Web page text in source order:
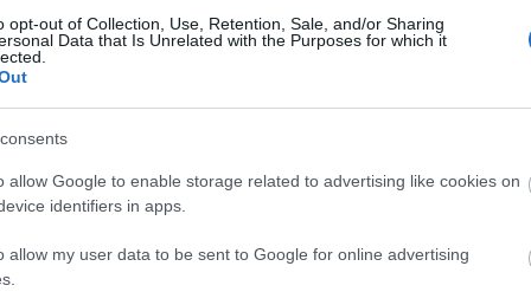
opt-out of Collection, Use, Retention, Sale, and/or Sharing
Data that Is Unrelated with the Purposes for which it
allow Google to enable storage related to advertising like cookies on
identifiers in apps.
allow my user data to be sent to Google for online advertising
rá akarnak kényszeríteni bizonyos
pozícióba helyezve őket. A
azonban csak most
a téma, rengeteg pozitív
kell állnunk az értékeink mellett, és
egyet. Emily szerint nem a politikai
Weinsteinbotrányai Trump
szilveszteri bulijáról?